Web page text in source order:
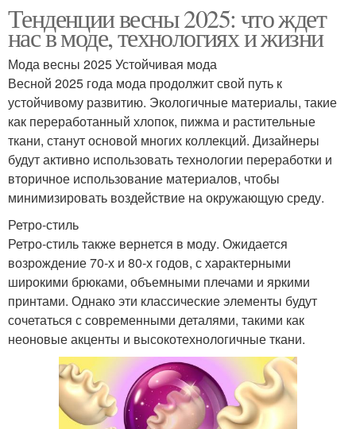
Тенденции весны 2025: что ждет
нас в моде, технологиях и жизни
Мода весны 2025 Устойчивая мода
Весной 2025 года мода продолжит свой путь к
устойчивому развитию. Экологичные материалы, такие
как переработанный хлопок, пижма и растительные
ткани, станут основой многих коллекций. Дизайнеры
будут активно использовать технологии переработки и
вторичное использование материалов, чтобы
минимизировать воздействие на окружающую среду.
Ретро-стиль
Ретро-стиль также вернется в моду. Ожидается
возрождение 70-х и 80-х годов, с характерными
широкими брюками, объемными плечами и яркими
принтами. Однако эти классические элементы будут
сочетаться с современными деталями, такими как
неоновые акценты и высокотехнологичные ткани.